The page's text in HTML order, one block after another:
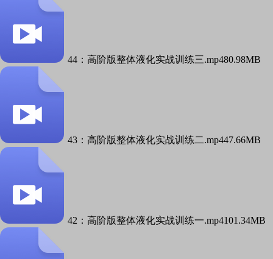
44：高阶版整体液化实战训练三.mp480.98MB
43：高阶版整体液化实战训练二.mp447.66MB
42：高阶版整体液化实战训练一.mp4101.34MB